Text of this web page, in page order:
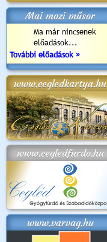
Mai mozi műsor
Ma már nincsenek
előadások...
További előadások »
www.cegledkartya.hu
www.cegledfurdo.hu
www.varvag.hu